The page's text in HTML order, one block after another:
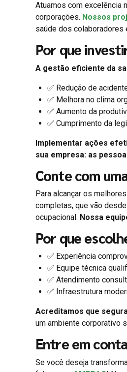
Atuamos com excelência
corporações. Nossos
saúde dos colaboradores
Por que
A gestão eficiente da
✅ Redução de
✅ Melhora no clima
✅ Aumento da
✅ Cumprimento da
Implementar ações
sua empresa: as
Conte com
Para alcançar os
completas, que vão
ocupacional. Nossa
Por que
✅ Experiência
✅ Equipe técnica
✅ Atendimento
✅ Infraestrutura
Acreditamos que
um ambiente corporativo
Entre em
Se você deseja